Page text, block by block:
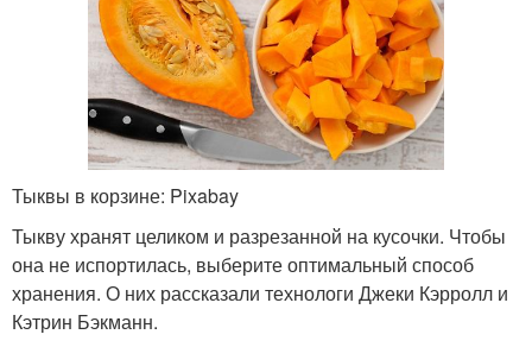
Тыквы в корзине: Pixabay
Тыкву хранят целиком и разрезанной на кусочки. Чтобы
она не испортилась, выберите оптимальный способ
хранения. О них рассказали технологи Джеки Кэрролл и
Кэтрин Бэкманн.